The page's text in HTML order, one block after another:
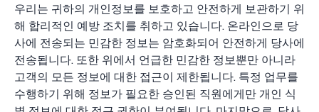
우리는 귀하의 개인정보를 보호하고 안전하게 보관하기 위
해 합리적인 예방 조치를 취하고 있습니다. 온라인으로 당
사에 전송되는 민감한 정보는 암호화되어 안전하게 당사에
전송됩니다. 또한 위에서 언급한 민감한 정보뿐만 아니라
고객의 모든 정보에 대한 접근이 제한됩니다. 특정 업무를
수행하기 위해 정보가 필요한 승인된 직원에게만 개인 식